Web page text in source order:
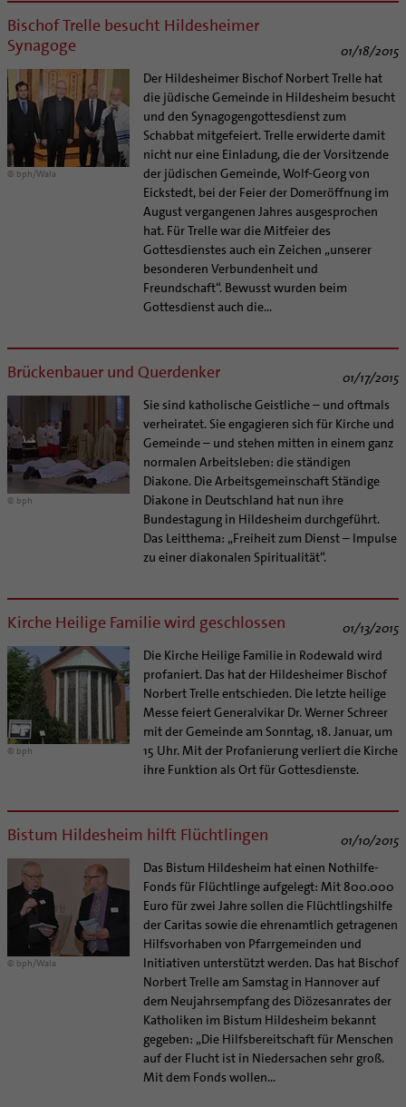
Bischof Trelle besucht Hildesheimer
Synagoge
01/18/2015
© bph/Wala
Der Hildesheimer Bischof Norbert Trelle hat
die jüdische Gemeinde in Hildesheim besucht
und den Synagogengottesdienst zum
Schabbat mitgefeiert. Trelle erwiderte damit
nicht nur eine Einladung, die der Vorsitzende
der jüdischen Gemeinde, Wolf-Georg von
Eickstedt, bei der Feier der Domeröffnung im
August vergangenen Jahres ausgesprochen
hat. Für Trelle war die Mitfeier des
Gottesdienstes auch ein Zeichen „unserer
besonderen Verbundenheit und
Freundschaft“. Bewusst wurden beim
Gottesdienst auch die...
Brückenbauer und Querdenker 01/17/2015
© bph
Sie sind katholische Geistliche – und oftmals
verheiratet. Sie engagieren sich für Kirche und
Gemeinde – und stehen mitten in einem ganz
normalen Arbeitsleben: die ständigen
Diakone. Die Arbeitsgemeinschaft Ständige
Diakone in Deutschland hat nun ihre
Bundestagung in Hildesheim durchgeführt.
Das Leitthema: „Freiheit zum Dienst – Impulse
zu einer diakonalen Spiritualität“.
Kirche Heilige Familie wird geschlossen 01/13/2015
© bph
Die Kirche Heilige Familie in Rodewald wird
profaniert. Das hat der Hildesheimer Bischof
Norbert Trelle entschieden. Die letzte heilige
Messe feiert Generalvikar Dr. Werner Schreer
mit der Gemeinde am Sonntag, 18. Januar, um
15 Uhr. Mit der Profanierung verliert die Kirche
ihre Funktion als Ort für Gottesdienste.
Bistum Hildesheim hilft Flüchtlingen 01/10/2015
© bph/Wala
Das Bistum Hildesheim hat einen Nothilfe-
Fonds für Flüchtlinge aufgelegt: Mit 800.000
Euro für zwei Jahre sollen die Flüchtlingshilfe
der Caritas sowie die ehrenamtlich getragenen
Hilfsvorhaben von Pfarrgemeinden und
Initiativen unterstützt werden. Das hat Bischof
Norbert Trelle am Samstag in Hannover auf
dem Neujahrsempfang des Diözesanrates der
Katholiken im Bistum Hildesheim bekannt
gegeben: „Die Hilfsbereitschaft für Menschen
auf der Flucht ist in Niedersachen sehr groß.
Mit dem Fonds wollen...